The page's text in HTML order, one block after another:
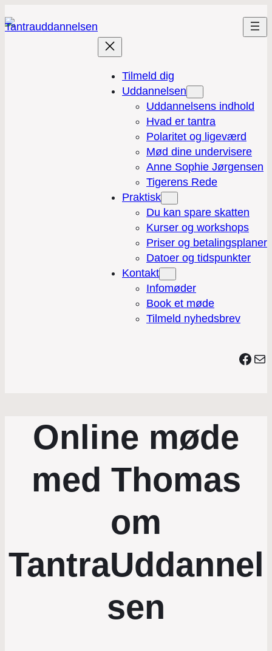
Tilmeld dig
Uddannelsen
Uddannelsens indhold
Hvad er tantra
Polaritet og ligeværd
Mød dine undervisere
Anne Sophie Jørgensen
Tigerens Rede
Praktisk
Du kan spare skatten
Kurser og workshops
Priser og betalingsplaner
Datoer og tidspunkter
Kontakt
Infomøder
Book et møde
Tilmeld nyhedsbrev
Online møde
med Thomas
om
TantraUddannel
sen